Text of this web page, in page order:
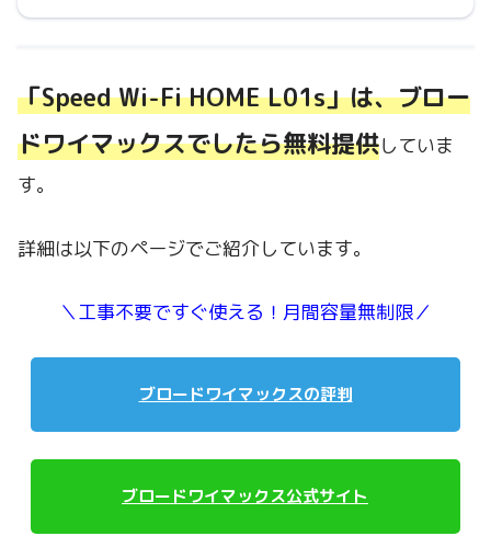
「Speed Wi-Fi HOME L01s」は、ブロー
ドワイマックスでしたら無料提供していま
す。
詳細は以下のページでご紹介しています。
＼工事不要ですぐ使える！月間容量無制限／
ブロードワイマックスの評判
ブロードワイマックス公式サイト